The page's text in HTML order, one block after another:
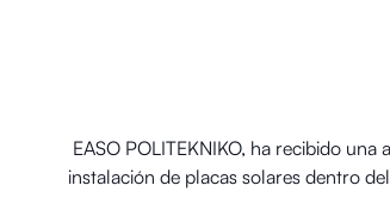
EASO POLITEKNIKO, ha recibido
instalación de placas solares dentro